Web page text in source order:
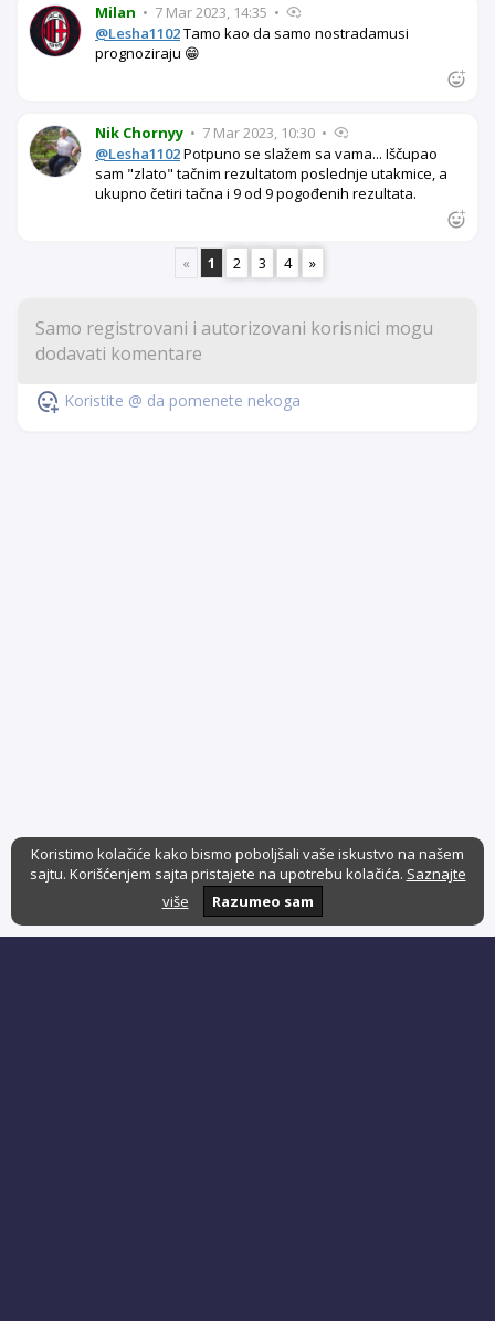
Milan • 7 Mar 2023, 14:35 •
@Lesha1102Tamo kao da samo nostradamusi
prognoziraju 😁
Nik Chornyy • 7 Mar 2023, 10:30 •
@Lesha1102Potpuno se slažem sa vama... Iščupao
sam "zlato" tačnim rezultatom poslednje utakmice, a
ukupno četiri tačna i 9 od 9 pogođenih rezultata.
« 1 2 3 4 »
Koristite @ da pomenete nekoga
Koristimo kolačiće kako bismo poboljšali vaše iskustvo na našem
sajtu. Korišćenjem sajta pristajete na upotrebu kolačića. Saznajte
više
Razumeo sam